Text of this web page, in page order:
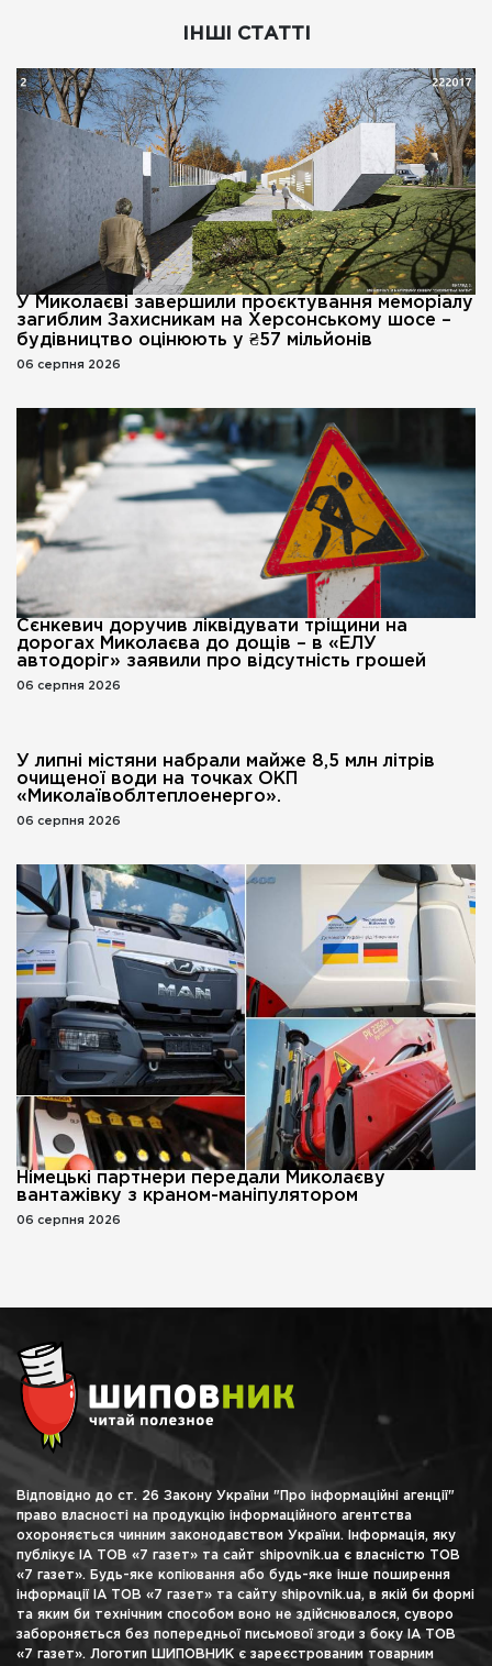
ІНШІ СТАТТІ
У Миколаєві завершили проєктування меморіалу
загиблим Захисникам на Херсонському шосе –
будівництво оцінюють у ₴57 мільйонів
06 серпня 2026
Сєнкевич доручив ліквідувати тріщини на
дорогах Миколаєва до дощів – в «ЕЛУ
автодоріг» заявили про відсутність грошей
06 серпня 2026
У липні містяни набрали майже 8,5 млн літрів
очищеної води на точках ОКП
«Миколаївоблтеплоенерго».
06 серпня 2026
Німецькі партнери передали Миколаєву
вантажівку з краном-маніпулятором
06 серпня 2026
Відповідно до ст. 26 Закону України "Про інформаційні агенції"
право власності на продукцію інформаційного агентства
охороняється чинним законодавством України. Інформація, яку
публікує ІА ТОВ «7 газет» та сайт shipovnik.ua є власністю ТОВ
«7 газет». Будь-яке копіювання або будь-яке інше поширення
інформації ІА ТОВ «7 газет» та сайту shipovnik.ua, в якій би формі
та яким би технічним способом воно не здійснювалося, суворо
забороняється без попередньої письмової згоди з боку ІА ТОВ
«7 газет». Логотип ШИПОВНИК є зареєстрованим товарним